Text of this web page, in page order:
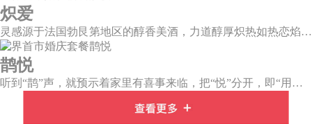
炽爱
灵感源于法国勃艮第地区的醇香美酒，力道醇厚炽热如热恋焰火，在历经岁月后愈发醇厚绵长。
鹊悦
听到“鹊”声，就预示着家里有喜事来临，把“悦”分开，即“用心兑现爱的承诺”，设计上融入有诗有画的喜鹊登梅图元素，这样温婉绵长的爱情，又岂在朝朝暮暮。